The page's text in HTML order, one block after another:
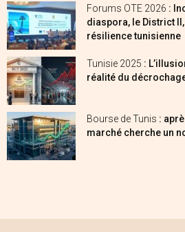
Forums OTE 2026 :
diaspora, le District
résilience tunisienne
Tunisie 2025 :
réalité du
Bourse de Tunis :
marché cherche un